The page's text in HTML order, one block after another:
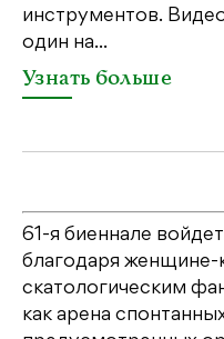
инструментов.
один на...
Узнать больше
61-я биеннале
благодаря женщине-
скатологическим
как арена